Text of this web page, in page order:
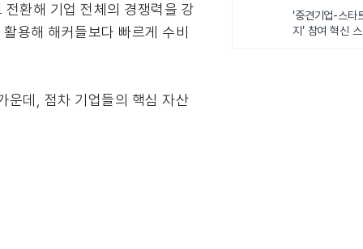
전환해 기업 전체의 경쟁력을 강
용해 해커들보다 빠르게 수비
운데, 점차 기업들의 핵심 자산
‘중견기업-스타
지’ 참여 혁신